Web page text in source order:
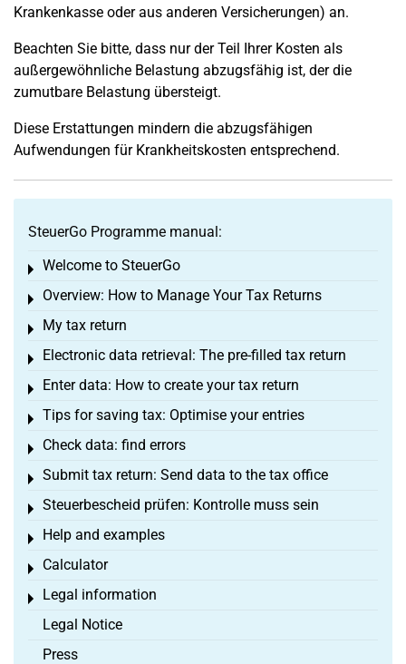
Krankenkasse oder aus anderen Versicherungen) an.
Beachten Sie bitte, dass nur der Teil Ihrer Kosten als
außergewöhnliche Belastung abzugsfähig ist, der die
zumutbare Belastung übersteigt.
Diese Erstattungen mindern die abzugsfähigen
Aufwendungen für Krankheitskosten entsprechend.
SteuerGo Programme manual:
Welcome to SteuerGo
Toggle menu
Overview: How to Manage Your Tax Returns
Toggle menu
My tax return
Toggle menu
Electronic data retrieval: The pre-filled tax return
Toggle menu
Enter data: How to create your tax return
Toggle menu
Tips for saving tax: Optimise your entries
Toggle menu
Check data: find errors
Toggle menu
Submit tax return: Send data to the tax office
Toggle menu
Steuerbescheid prüfen: Kontrolle muss sein
Toggle menu
Help and examples
Toggle menu
Calculator
Toggle menu
Legal information
Toggle menu
Legal Notice
Press